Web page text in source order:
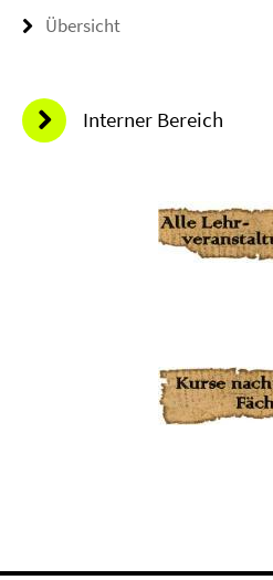
Übersicht
Interner Bereich